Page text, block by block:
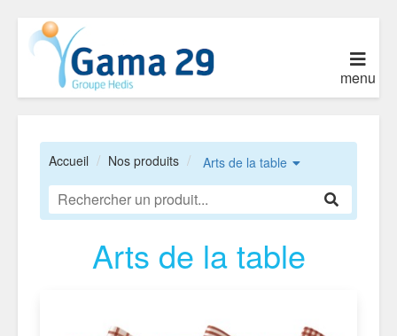
menu
Accueil Nos produits Arts de la table
Arts de la table